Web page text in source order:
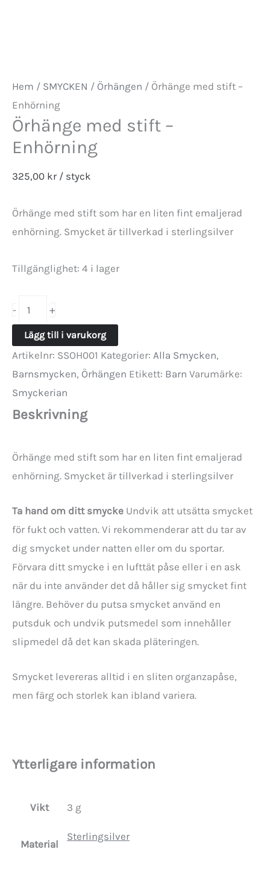
Hem / SMYCKEN / Örhängen / Örhänge med stift –
Enhörning
Örhänge med stift –
Enhörning
325,00 kr / styck
Örhänge med stift som har en liten fint emaljerad
enhörning. Smycket är tillverkad i sterlingsilver
Tillgänglighet: 4 i lager
-
Örhänge
med
stift
-
Enhörning
mängd
+
Lägg till i varukorg
Artikelnr: SSOH001 Kategorier: Alla Smycken,
Barnsmycken, Örhängen Etikett: Barn Varumärke:
Smyckerian
Beskrivning
Örhänge med stift som har en liten fint emaljerad
enhörning. Smycket är tillverkad i sterlingsilver
Ta hand om ditt smycke Undvik att utsätta smycket
för fukt och vatten. Vi rekommenderar att du tar av
dig smycket under natten eller om du sportar.
Förvara ditt smycke i en lufttät påse eller i en ask
när du inte använder det då håller sig smycket fint
längre. Behöver du putsa smycket använd en
putsduk och undvik putsmedel som innehåller
slipmedel då det kan skada pläteringen.
Smycket levereras alltid i en sliten organzapåse,
men färg och storlek kan ibland variera.
Ytterligare information
Vikt 3 g
Material
Sterlingsilver